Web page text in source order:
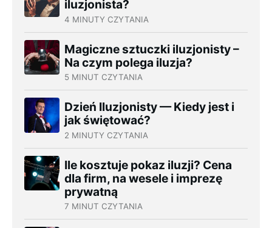
iluzjonista?
4 MINUTY CZYTANIA
Magiczne sztuczki iluzjonisty –
Na czym polega iluzja?
5 MINUT CZYTANIA
Dzień Iluzjonisty — Kiedy jest i
jak świętować?
2 MINUTY CZYTANIA
Ile kosztuje pokaz iluzji? Cena
dla firm, na wesele i imprezę
prywatną
7 MINUT CZYTANIA